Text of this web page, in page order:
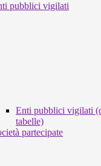
pubblici vigilati
Enti pubblici vigilati
tabelle)
partecipate